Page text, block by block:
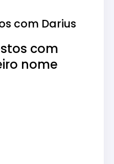
com Darius
com
nome